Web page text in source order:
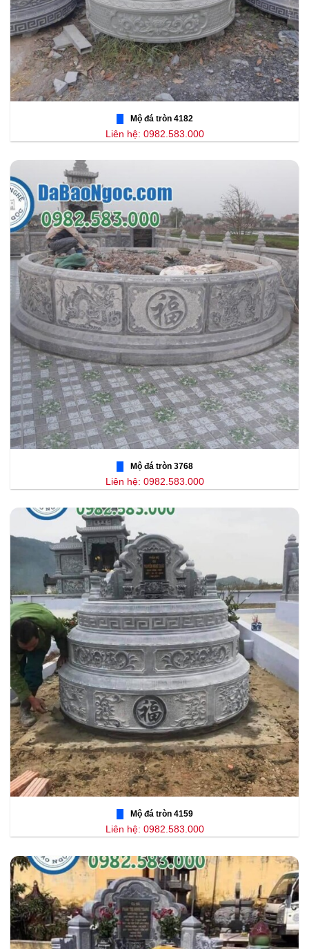
Mộ đá tròn 4182
Liên hệ: 0982.583.000
Mộ đá tròn 3768
Liên hệ: 0982.583.000
Mộ đá tròn 4159
Liên hệ: 0982.583.000